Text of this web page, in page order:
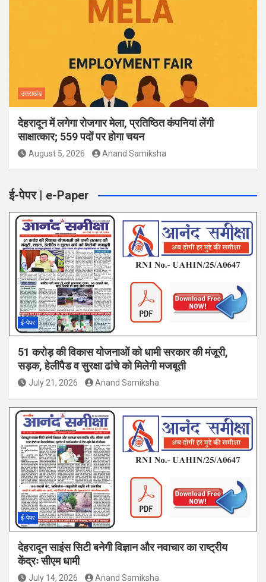
उत्तराखंड
देहरादून में लगेगा रोजगार मेला, प्रतिष्ठित कंपनियां लेंगी
साक्षात्कार; 559 पदों पर होगा चयन
August 5, 2026 Anand Samiksha
ई-पेपर | e-Paper
ई-पेपर
51 करोड़ की विकास योजनाओं को धामी सरकार की मंजूरी,
सड़क, हेलीपैड व सुरक्षा ढांचे को मिलेगी मजबूती
July 21, 2026 Anand Samiksha
ई-पेपर
देहरादून साइंस सिटी बनेगी विज्ञान और नवाचार का राष्ट्रीय
केंद्रः सीएम धामी
July 14, 2026 Anand Samiksha